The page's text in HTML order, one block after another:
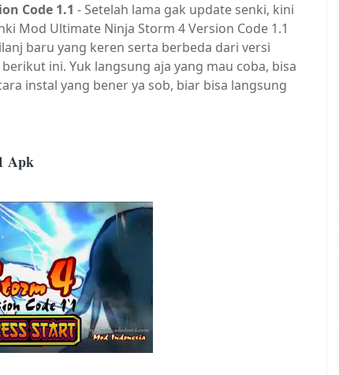
Code 1.1 - Setelah lama gak update senki, kini
Mod Ultimate Ninja Storm 4 Version Code 1.1
baru yang keren serta berbeda dari versi
ini. Yuk langsung aja yang mau coba, bisa
instal yang bener ya sob, biar bisa langsung
Apk